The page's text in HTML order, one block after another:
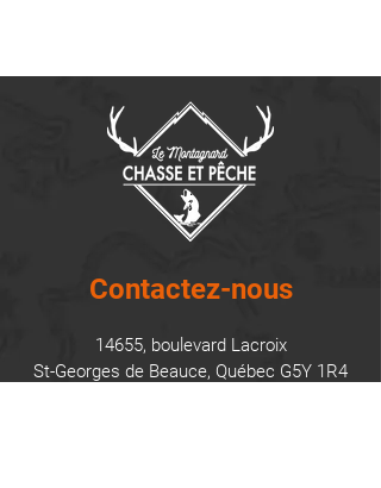
Contactez-nous
14655, boulevard Lacroix
St-Georges de Beauce, Québec G5Y 1R4